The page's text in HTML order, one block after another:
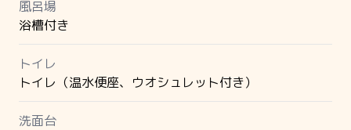
風呂場
浴槽付き
トイレ
トイレ（温水便座、ウオシュレット付き）
洗面台